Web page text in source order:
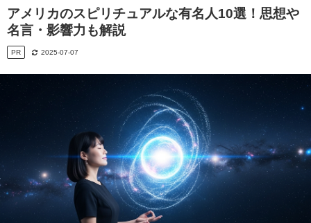
アメリカのスピリチュアルな有名人10選！思想や
名言・影響力も解説
PR 2025-07-07